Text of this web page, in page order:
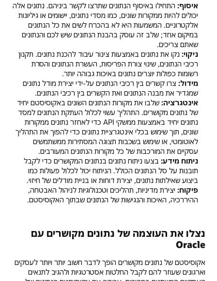
איסוף:התחילו באיסוף הנתונים שתרצו לקשר ביניהם. נתונים אלה
יכולים להיות ממקורות שונים, כמו מסדי נתונים, יישומים או גיליונות
אלקטרוניים. המשמעות היא לא בהכרח לשים את כל הנתונים
במיקום אחד; שלב זה עוסק בהבנת הנתונים שיש לכם והנתונים
שאתם צריכים.
ניקוי:נקו את נתונים באמצעות צינור עיבוד להכנת נתונים. תקנון
רכיבי הנתונים, שינוי צורת הפריסות, העשרת הנתונים והסרת
רשומות כפולות יוצרים נתונים באיכות גבוהה יותר.
מידול:צרו קשרים בין רכיבי הנתונים על-ידי יצירת מודל נתונים
שמגדיר את מבנה הנתונים ואת הקשרים בין רכיבי הנתונים.
אינטגרציה:שלבו את מקורות הנתונים השונים באקוסיסטם יחיד
של נתונים מקושרים. התהליך עשוי לכלול העתקת הנתונים למסד
נתונים יחיד באמצעות ממשקי API כדי לאחזר נתונים ממקורות
שונים, תוך שימוש בכלי אינטגרציית נתונים כדי להפוך את התהליך
לאוטומטי, או שימוש בשכבות תצוגה המסתירות ממשתמשים
עסקיים את המורכבות של כל מקורות הנתונים המעורבים.
ניתוח מידע:בצעו ניתוח נתונים בנתונים המקושרים כדי לקבל
תובנות על סל הנתונים הכולל. הניתוח יכול לכלול פעולות כמו
ביצוע שאילתות נתונים, יצירת דוחות או בניית מודלים של חיזוי.
פיקוח:יצירת מדיניות, תהליכים וטכנולוגיות לניהול האבטחה,
ההיררכיה, האיכות והנגישות של הנתונים שבתוך האקוסיסטם.
נצלו את העוצמה של נתונים מקושרים עם
Oracle
אקוסיסטם של נתונים מקושרים הופך לדבר חשוב יותר ויותר לעסקים
וארגונים שעוזר להם לקבל החלטות אסטרטגיות ולהגיב לתנאים